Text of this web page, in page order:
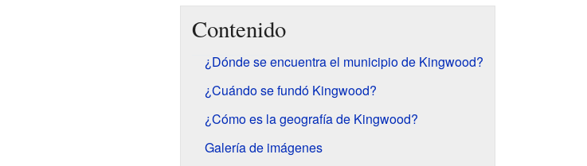
Contenido
¿Dónde se encuentra el municipio de Kingwood?
¿Cuándo se fundó Kingwood?
¿Cómo es la geografía de Kingwood?
Galería de imágenes